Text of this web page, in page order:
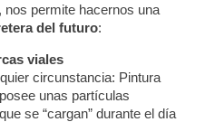
permite hacernos una
del futuro:
viales
circunstancia: Pintura
unas partículas
se “cargan” durante el día